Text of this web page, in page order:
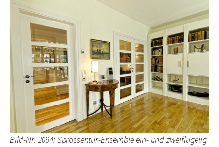
Bild-Nr. 2094: Sprossentür-Ensemble ein- und zweiflügelig